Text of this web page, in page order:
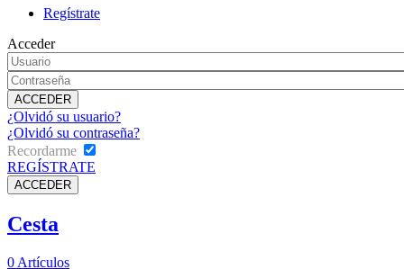
Regístrate
Acceder
¿Olvidó su usuario?
¿Olvidó su contraseña?
Recordarme
REGÍSTRATE
Cesta
0 Artículos